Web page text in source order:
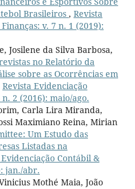
Brasileiros , Revista
v. 7 n. 1 (2019):
Josilene da Silva Barbosa,
no Relatório da
sobre as Ocorrências em
Revista Evidenciação
2 (2016): maio/ago.
Carla Lira Miranda,
Maximiano Reina, Mirian
Um Estudo das
Listadas na
Contábil &
jan./abr.
Mothé Maia, João